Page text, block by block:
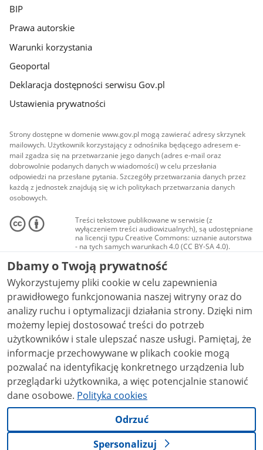
BIP
Prawa autorskie
Warunki korzystania
Geoportal
Deklaracja dostępności serwisu Gov.pl
Ustawienia prywatności
Strony dostępne w domenie www.gov.pl mogą zawierać adresy skrzynek
mailowych. Użytkownik korzystający z odnośnika będącego adresem e-
mail zgadza się na przetwarzanie jego danych (adres e-mail oraz
dobrowolnie podanych danych w wiadomości) w celu przesłania
odpowiedzi na przesłane pytania. Szczegóły przetwarzania danych przez
każdą z jednostek znajdują się w ich politykach przetwarzania danych
osobowych.
Treści tekstowe publikowane w serwisie (z
wyłączeniem treści audiowizualnych), są udostępniane
na licencji typu Creative Commons: uznanie autorstwa
- na tych samych warunkach 4.0 (CC BY-SA 4.0).
Materiały audiowizualne, w tym zdjęcia, materiały
audio i wideo, są udostępniane na licencji typu
Creative Commons: uznanie autorstwa użycie
niekomercyjne - bez utworów zależnych 4.0 (CC BY-
NC-ND 4.0), o ile nie jest to stwierdzone inaczej.
Dbamy o Twoją prywatność
Wykorzystujemy pliki cookie w celu zapewnienia
prawidłowego funkcjonowania naszej witryny oraz do
analizy ruchu i optymalizacji działania strony. Dzięki nim
możemy lepiej dostosować treści do potrzeb
użytkowników i stale ulepszać nasze usługi. Pamiętaj, że
informacje przechowywane w plikach cookie mogą
pozwalać na identyfikację konkretnego urządzenia lub
przeglądarki użytkownika, a więc potencjalnie stanowić
dane osobowe. Polityka cookies
Odrzuć
Spersonalizuj